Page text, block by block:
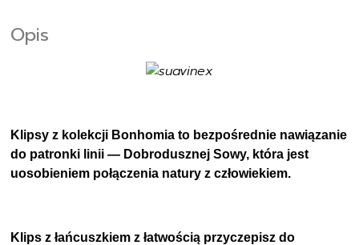
Opis
Klipsy z kolekcji Bonhomia to bezpośrednie nawiązanie
do patronki linii — Dobrodusznej Sowy, która jest
uosobieniem połączenia natury z człowiekiem.
Klips z łańcuszkiem z łatwością przyczepisz do